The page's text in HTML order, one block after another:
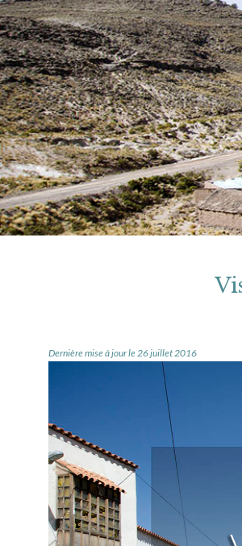
Dernière mise à jour le 26 juillet 2016